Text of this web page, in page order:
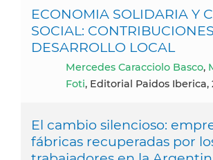
ECONOMIA SOLIDARIA Y
SOCIAL:
DESARROLLO LOCAL
Mercedes Caracciolo Basco,
Foti, Editorial Paidos Iberica,
El cambio silencioso:
fábricas recuperadas por